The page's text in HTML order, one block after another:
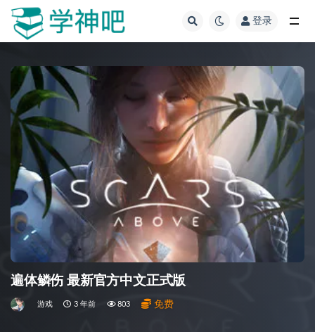
登录
遍体鳞伤 最新官方中文正式版
游戏 3 年前 803 免费